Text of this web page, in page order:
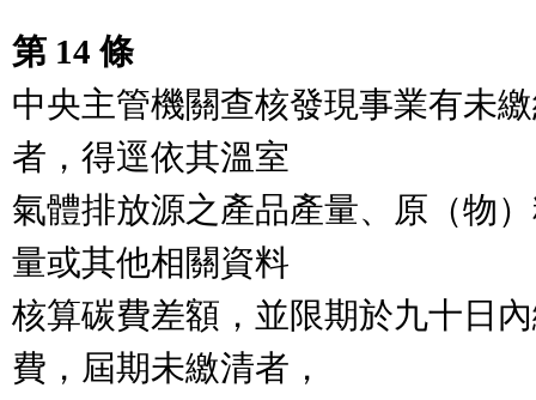
第 14 條
中央主管機關查核發現事業有未
者，得逕依其溫室
氣體排放源之產品產量、原（物
量或其他相關資料
核算碳費差額，並限期於九十日
費，屆期未繳清者，